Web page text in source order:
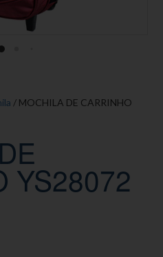
/ MOCHILA DE CARRINHO
YS28072